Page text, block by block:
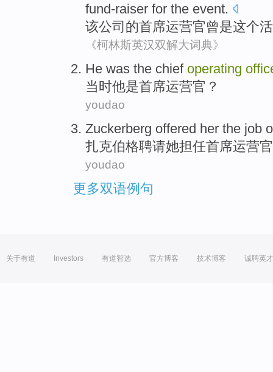
fund-raiser for the event.
该公司 的首席运营官曾是这个
《柯林斯英汉双解大词典》
He was the chief operating
当时他是首席运营官？
youdao
Zuckerberg offered her the job
扎克伯格聘请她担任首席运营
youdao
更多双语例句
关于有道 Investors 有道智选 官方博客 技术博客 诚聘英才